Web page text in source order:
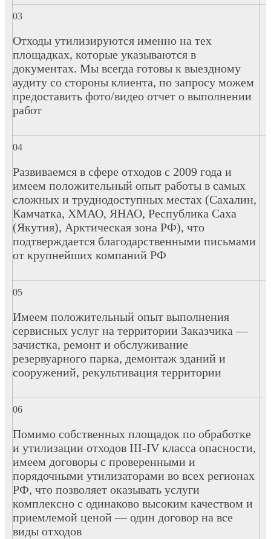
Отходы утилизируются именно на тех
площадках, которые указываются в
документах. Мы всегда готовы к выездному
аудиту со стороны клиента, по запросу можем
предоставить фото/видео отчет о выполнении
работ
Развиваемся в сфере отходов с 2009 года и
имеем положительный опыт работы в самых
сложных и труднодоступных местах (Сахалин,
Камчатка, ХМАО, ЯНАО, Республика Саха
(Якутия), Арктическая зона РФ), что
подтверждается благодарственными письмами
от крупнейших компаний РФ
Имеем положительный опыт выполнения
сервисных услуг на территории Заказчика —
зачистка, ремонт и обслуживание
резервуарного парка, демонтаж зданий и
сооружений, рекультивация территории
Помимо собственных площадок по обработке
и утилизации отходов III-IV класса опасности,
имеем договоры с проверенными и
порядочными утилизаторами во всех регионах
РФ, что позволяет оказывать услуги
комплексно с одинаково высоким качеством и
приемлемой ценой — один договор на все
виды отходов